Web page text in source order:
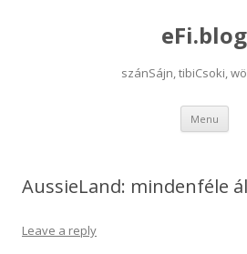
eFi.blog
szánSájn, tibiCsoki,
Menu Skip
AussieLand: mindenféle
Leave a reply